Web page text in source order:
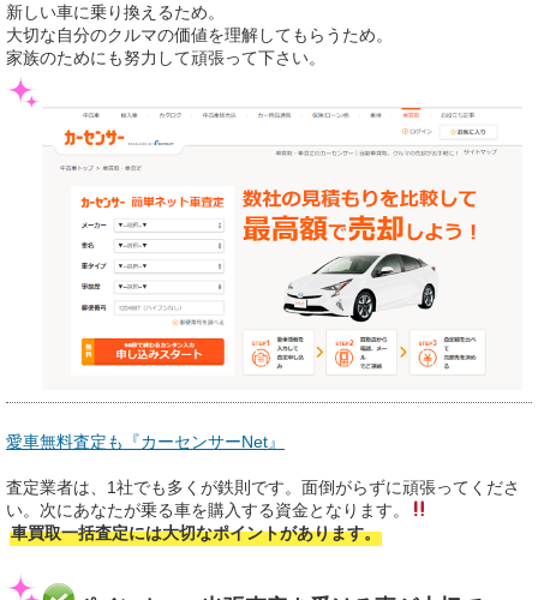
新しい車に乗り換えるため。
大切な自分のクルマの価値を理解してもらうため。
家族のためにも努力して頑張って下さい。
愛車無料査定も『カーセンサーNet』
査定業者は、1社でも多くが鉄則です。面倒がらずに頑張ってくださ
い。次にあなたが乗る車を購入する資金となります。
車買取一括査定には大切なポイントがあります。